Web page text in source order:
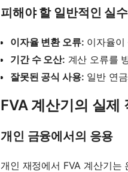
피해야 할 일반적인 실수
이자율 변환 오류: 이자율이
기간 수 오산: 계산 오류를
잘못된 공식 사용: 일반 연
FVA 계산기의 실제
개인 금융에서의 응용
개인 재정에서 FVA 계산기는